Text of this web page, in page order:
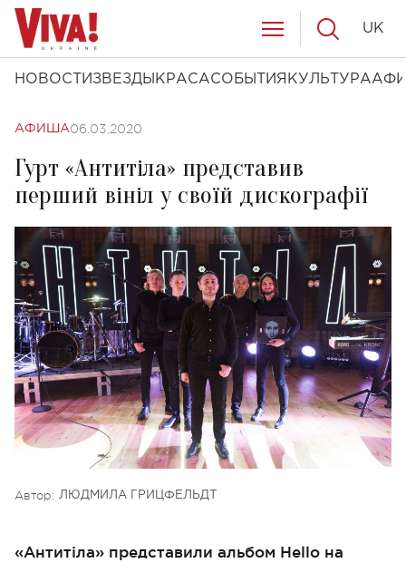
НОВОСТИ ЗВЕЗДЫ КРАСАСОБЫТИЯ КУЛЬТУРА
UK
АФИША06.03.2020
Гурт «Антитіла» представив
перший вініл у своїй дискографії
Автор: ЛЮДМИЛА ГРИЦФЕЛЬДТ
«Антитіла» представили альбом Hello на